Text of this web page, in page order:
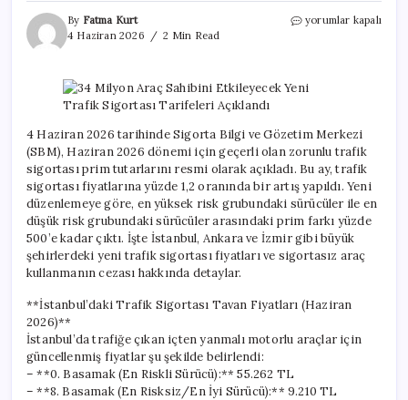
By Fatma Kurt
4 Haziran 2026
2 Min Read
34
Etkileyecek
Yeni
Sigortası
Tarifeleri
Açıklandı
için
yorumlar kapalı
4 Haziran 2026 tarihinde Sigorta Bilgi ve Gözetim Merkezi
(SBM), Haziran 2026 dönemi için geçerli olan zorunlu trafik
sigortası prim tutarlarını resmi olarak açıkladı. Bu ay, trafik
sigortası fiyatlarına yüzde 1,2 oranında bir artış yapıldı. Yeni
düzenlemeye göre, en yüksek risk grubundaki sürücüler ile en
düşük risk grubundaki sürücüler arasındaki prim farkı yüzde
500’e kadar çıktı. İşte İstanbul, Ankara ve İzmir gibi büyük
şehirlerdeki yeni trafik sigortası fiyatları ve sigortasız araç
kullanmanın cezası hakkında detaylar.
**İstanbul’daki Trafik Sigortası Tavan Fiyatları (Haziran
2026)**
İstanbul’da trafiğe çıkan içten yanmalı motorlu araçlar için
güncellenmiş fiyatlar şu şekilde belirlendi:
– **0. Basamak (En Riskli Sürücü):** 55.262 TL
– **8. Basamak (En Risksiz/En İyi Sürücü):** 9.210 TL